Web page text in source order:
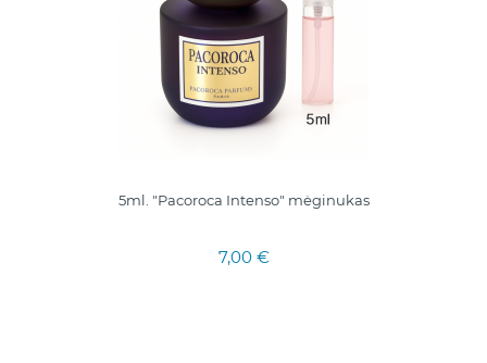
5ml. "Pacoroca Intenso" mėginukas
7,00 €